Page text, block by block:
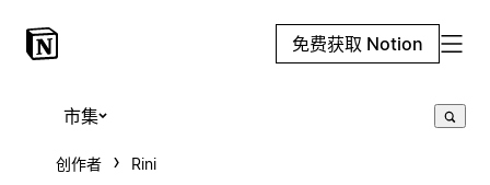
免费获取 Notion
市集
创作者 Rini